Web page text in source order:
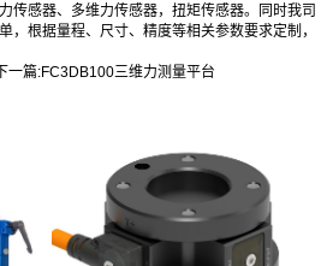
传感器、多维力传感器，扭矩传感器。同时我司
，根据量程、尺寸、精度等相关参数要求定制，
下一篇:FC3DB100三维力测量平台